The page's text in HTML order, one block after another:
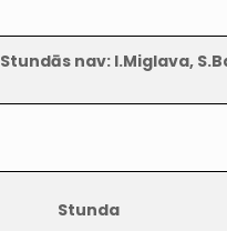
Stundās nav: I.Miglava,
Stunda